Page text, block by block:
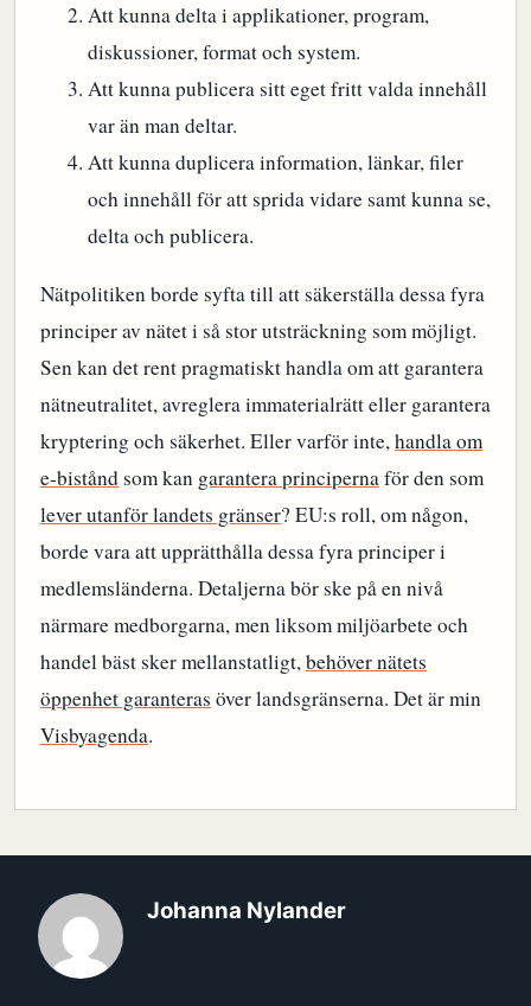
Att kunna delta i applikationer, program,
diskussioner, format och system.
Att kunna publicera sitt eget fritt valda innehåll
var än man deltar.
Att kunna duplicera information, länkar, filer
och innehåll för att sprida vidare samt kunna se,
delta och publicera.
Nätpolitiken borde syfta till att säkerställa dessa fyra
principer av nätet i så stor utsträckning som möjligt.
Sen kan det rent pragmatiskt handla om att garantera
nätneutralitet, avreglera immaterialrätt eller garantera
kryptering och säkerhet. Eller varför inte,handla om
e-biståndsom kan garantera principernaför den som
lever utanför landets gränser? EU:s roll, om någon,
borde vara att upprätthålla dessa fyra principer i
medlemsländerna. Detaljerna bör ske på en nivå
närmare medborgarna, men liksom miljöarbete och
handel bäst sker mellanstatligt,behöver nätets
öppenhet garanteras över landsgränserna. Det är min
Visbyagenda.
Johanna Nylander